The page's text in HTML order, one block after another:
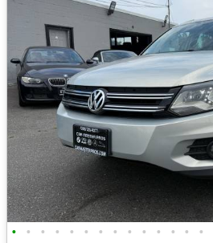
• • • • • • • • • • • • • •